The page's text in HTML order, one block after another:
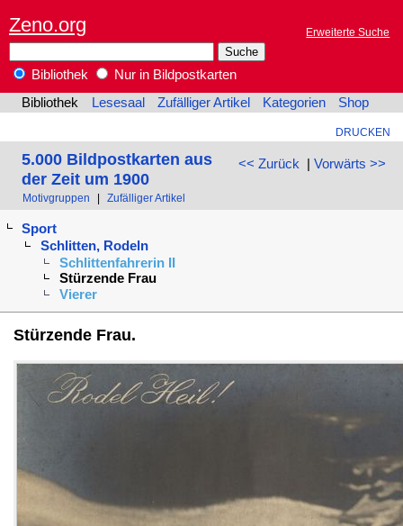
Zeno.org Erweiterte Suche
Bibliothek
Nur in Bildpostkarten
Bibliothek
Lesesaal Zufälliger Artikel Kategorien Shop
DRUCKEN
<< Zurück | Vorwärts >>
5.000 Bildpostkarten aus
der Zeit um 1900
Motivgruppen Zufälliger Artikel
Sport
Schlitten, Rodeln
Schlittenfahrerin II
Stürzende Frau
Vierer
Stürzende Frau.